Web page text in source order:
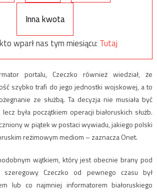
Inna kwota
wparł nas tym miesiącu: Tutaj
portalu, Czeczko również wiedział, że
szybko trafi do jego jednostki wojskowej, a to
ze służbą. Ta decyzja nie musiała być
była początkiem operacji białoruskich służb.
w piątek w postaci wywiadu, jakiego polski
reżimowym mediom – zaznacza Onet.
wątkiem, który jest obecnie brany pod
Czeczko od pewnego czasu był
lub co najmniej informatorem białoruskiego